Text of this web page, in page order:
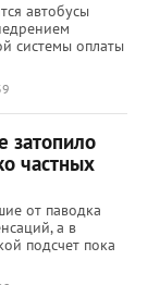
автобусы
системы оплаты
затопило
частных
от паводка
а в
подсчет пока